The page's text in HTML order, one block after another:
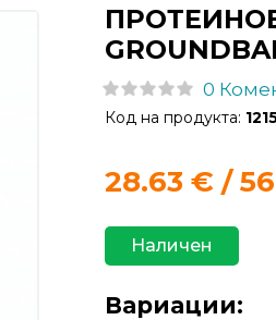
0
Код на продукта:
28.63 € /
Наличен
Вариации: